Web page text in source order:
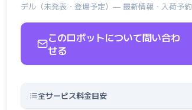
デル（未発表・登場予定）— 最新情報・入荷予約
このロボットについて問い合わ
せる
全サービス料金目安